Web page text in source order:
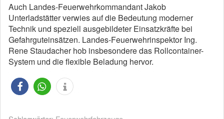
Auch Landes-Feuerwehrkommandant Jakob
Unterladstätter verwies auf die Bedeutung moderner
Technik und speziell ausgebildeter Einsatzkräfte bei
Gefahrguteinsätzen. Landes-Feuerwehrinspektor Ing.
Rene Staudacher hob insbesondere das Rollcontainer-
System und die flexible Beladung hervor.